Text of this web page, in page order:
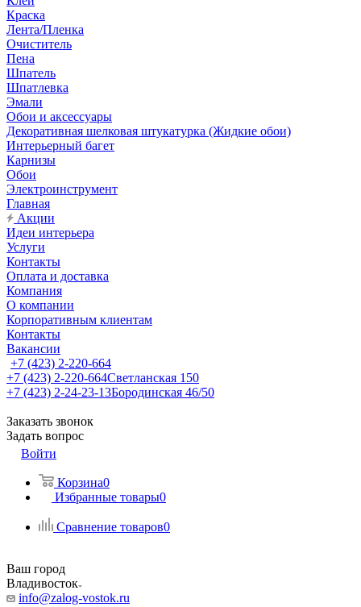
Краска
Лента/Пленка
Очиститель
Пена
Шпатель
Шпатлевка
Эмали
Обои и аксессуары
Декоративная шелковая штукатурка (Жидкие обои)
Интерьерный багет
Карнизы
Обои
Электроинструмент
Главная
Акции
Идеи интерьера
Услуги
Контакты
Оплата и доставка
Компания
О компании
Корпоративным клиентам
Контакты
Вакансии
+7 (423) 2-220-664
+7 (423) 2-220-664Светланская 150
+7 (423) 2-24-23-13Бородинская 46/50
Заказать звонок
Задать вопрос
Войти
Корзина0
Избранные товары0
Сравнение товаров0
Ваш город
Владивосток
info@zalog-vostok.ru